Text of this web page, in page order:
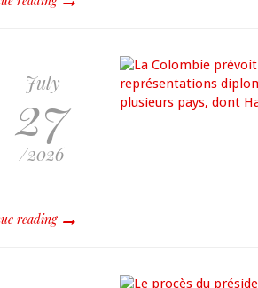
July
27
/2026
reading